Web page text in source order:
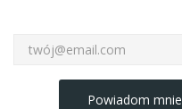
Powiadom